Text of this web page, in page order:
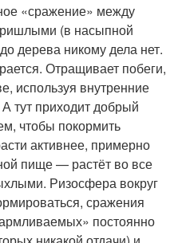
«сражение» между
(в насыпной
дерева никому дела нет.
Отращивает побеги,
используя внутренние
тут приходит добрый
чтобы покормить
активнее, примерно
пище — растёт во все
Ризосфера вокруг
сражения
постоянно